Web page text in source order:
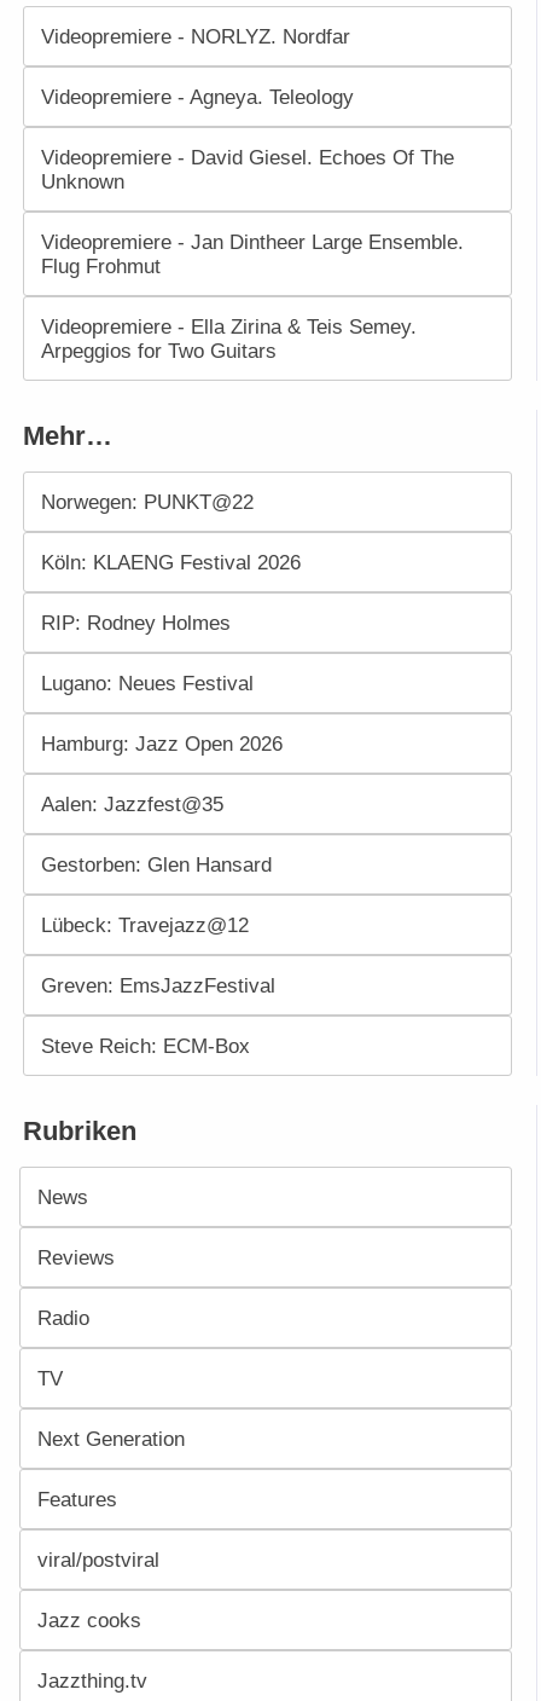
Videopremiere - NORLYZ. Nordfar
Videopremiere - Agneya. Teleology
Videopremiere - David Giesel. Echoes Of The
Unknown
Videopremiere - Jan Dintheer Large Ensemble.
Flug Frohmut
Videopremiere - Ella Zirina & Teis Semey.
Arpeggios for Two Guitars
Mehr…
Norwegen: PUNKT@22
Köln: KLAENG Festival 2026
RIP: Rodney Holmes
Lugano: Neues Festival
Hamburg: Jazz Open 2026
Aalen: Jazzfest@35
Gestorben: Glen Hansard
Lübeck: Travejazz@12
Greven: EmsJazzFestival
Steve Reich: ECM-Box
Rubriken
News
Reviews
Radio
TV
Next Generation
Features
viral/postviral
Jazz cooks
Jazzthing.tv